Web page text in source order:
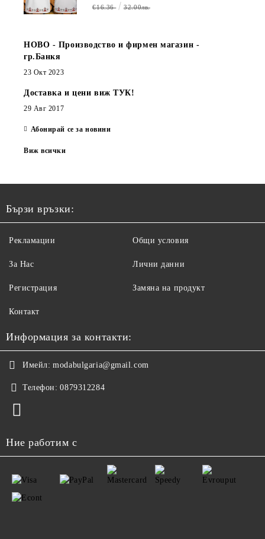
€16.36 32.00лв.
НОВО - Производство и фирмен магазин -
гр.Банкя
23 Окт 2023
Доставка и цени виж ТУК!
29 Авг 2017
Абонирай се за новини
Виж всички
Бързи връзки:
Рекламации
За Нас
Регистрация
Контакт
Общи условия
Лични данни
Замяна на продукт
Информация за контакти:
Имейл: modabulgaria@gmail.com
Телефон: 0879312284
Ние работим с